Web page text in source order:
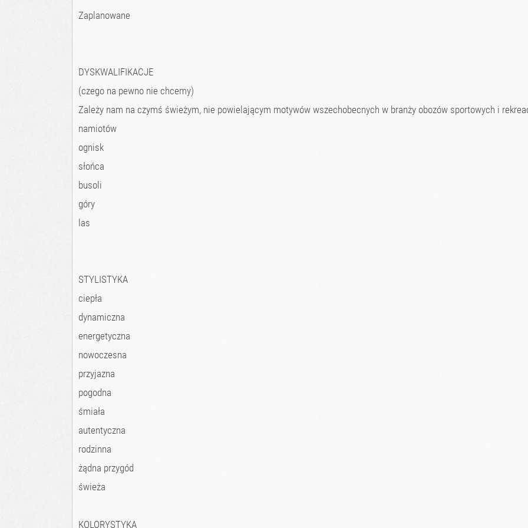
Zaplanowane
DYSKWALIFIKACJE
(czego na pewno nie chcemy)
Zależy nam na czymś świeżym, nie powielającym motywów wszechobecnych w branży obozów sportowych i
namiotów
ognisk
słońca
busoli
góry
las
STYLISTYKA
ciepła
dynamiczna
energetyczna
nowoczesna
przyjazna
pogodna
śmiała
autentyczna
rodzinna
żądna przygód
świeża
KOLORYSTYKA